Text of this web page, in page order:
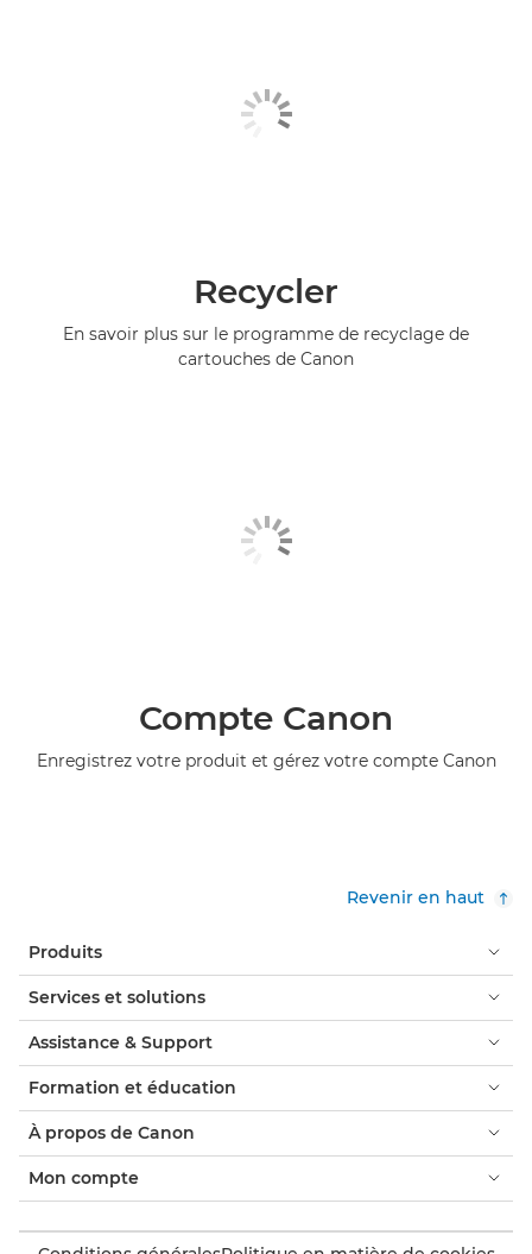
Recycler
En savoir plus sur le programme de recyclage de
cartouches de Canon
Compte Canon
Enregistrez votre produit et gérez votre compte Canon
Revenir en haut
Produits
Services et solutions
Assistance & Support
Formation et éducation
À propos de Canon
Mon compte